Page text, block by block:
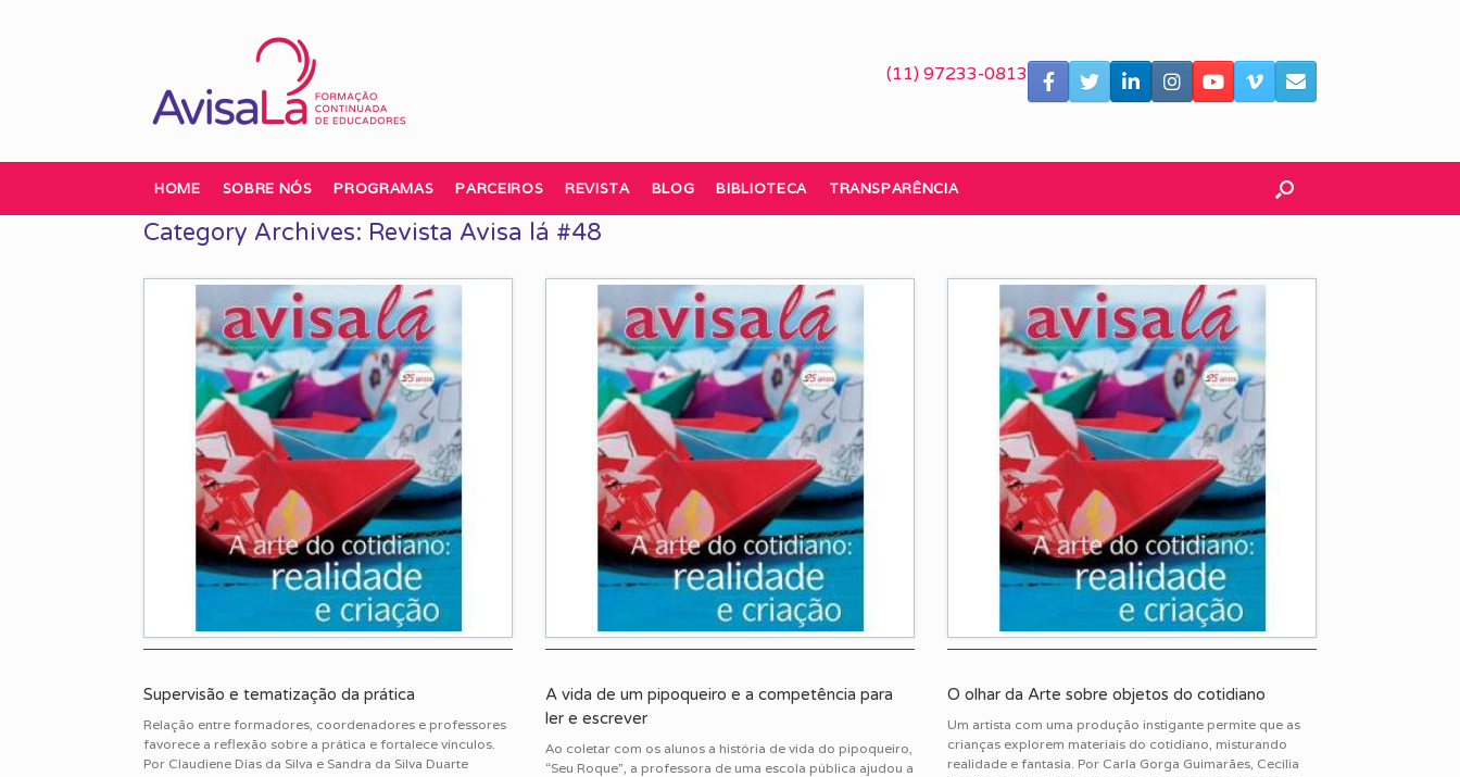
(11) 97233-0813
HOME SOBRE NÓS PROGRAMAS PARCEIROS REVISTA BLOG BIBLIOTECA TRANSPARÊNCIA
Category Archives: Revista Avisa lá #48
Supervisão e tematização da prática
Relação entre formadores, coordenadores e professores
favorece a reflexão sobre a prática e fortalece vínculos.
Por Claudiene Dias da Silva e Sandra da Silva Duarte
A vida de um pipoqueiro e a competência para
ler e escrever
Ao coletar com os alunos a história de vida do pipoqueiro,
“Seu Roque”, a professora de uma escola pública ajudou a
O olhar da Arte sobre objetos do cotidiano
Um artista com uma produção instigante permite que as
crianças explorem materiais do cotidiano, misturando
realidade e fantasia. Por Carla Gorga Guimarães, Cecília